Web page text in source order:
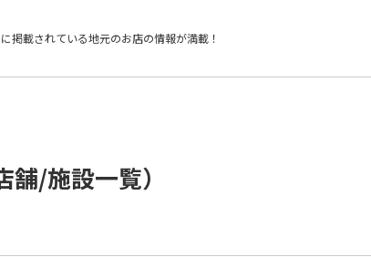
掲載されている地元のお店の情報が満載！
/施設一覧）